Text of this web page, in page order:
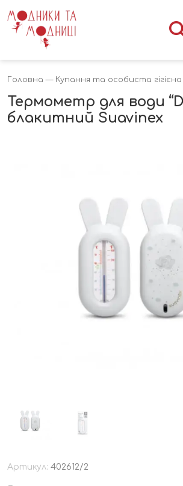
Головна — Купання та особиста гігієна
Термометр для води
блакитний Suavinex
Артикул: 402612/2